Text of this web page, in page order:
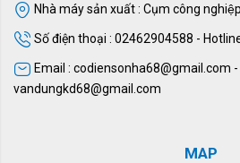
Nhà máy sản xuất : Cụm công
Số điện thoại : 02462904588 -
Email : codiensonha68@gmail.com -
vandungkd68@gmail.com
MAP